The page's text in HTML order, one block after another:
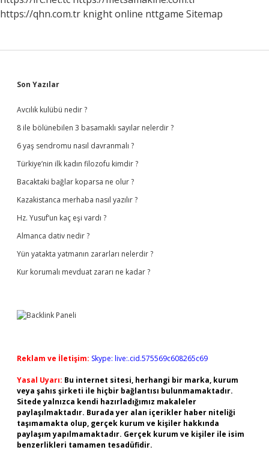
https://qhn.com.tr knight online nttgame Sitemap
Sidebar
Son Yazılar
Avcılık kulübü nedir ?
8 ile bölünebilen 3 basamaklı sayılar nelerdir ?
6 yaş sendromu nasıl davranmalı ?
Türkiye’nin ilk kadın filozofu kimdir ?
Bacaktaki bağlar koparsa ne olur ?
Kazakistanca merhaba nasıl yazılır ?
Hz. Yusuf’un kaç eşi vardı ?
Almanca dativ nedir ?
Yün yatakta yatmanın zararları nelerdir ?
Kur korumalı mevduat zararı ne kadar ?
Reklam ve İletişim: Skype: live:.cid.575569c608265c69
Yasal Uyarı: Bu internet sitesi, herhangi bir marka, kurum
veya şahıs şirketi ile hiçbir bağlantısı bulunmamaktadır.
Sitede yalnızca kendi hazırladığımız makaleler
paylaşılmaktadır. Burada yer alan içerikler haber niteliği
taşımamakta olup, gerçek kurum ve kişiler hakkında
paylaşım yapılmamaktadır. Gerçek kurum ve kişiler ile isim
benzerlikleri tamamen tesadüfidir.